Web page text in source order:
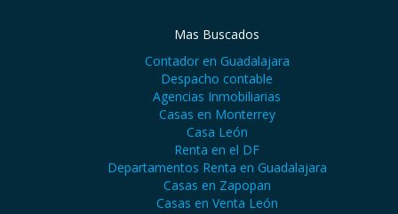
Mas Buscados
Contador en Guadalajara
Despacho contable
Agencias Inmobiliarias
Casas en Monterrey
Casa León
Renta en el DF
Departamentos Renta en Guadalajara
Casas en Zapopan
Casas en Venta León